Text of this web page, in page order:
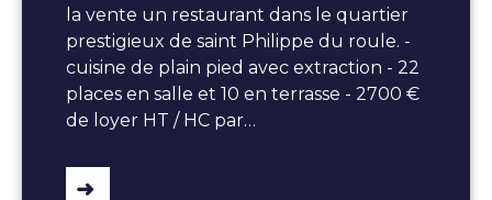
la vente un restaurant dans le quartier
prestigieux de saint Philippe du roule. -
cuisine de plain pied avec extraction - 22
places en salle et 10 en terrasse - 2700 €
de loyer HT / HC par…